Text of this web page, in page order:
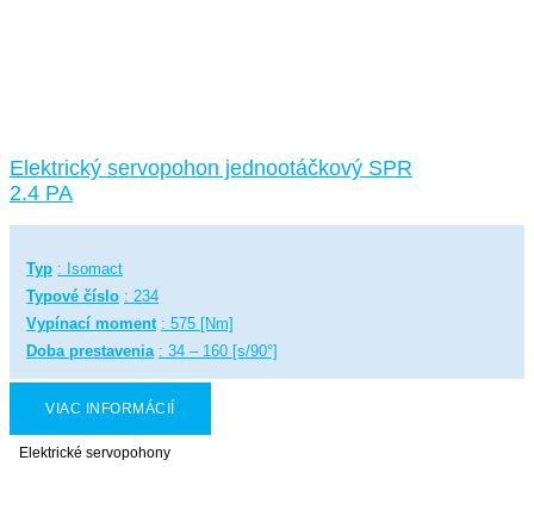
Elektrický servopohon jednootáčkový SPR
2.4 PA
Typ : Isomact
Typové číslo : 234
Vypínací moment : 575 [Nm]
Doba prestavenia : 34 – 160 [s/90°]
VIAC INFORMÁCIÍ
Elektrické servopohony